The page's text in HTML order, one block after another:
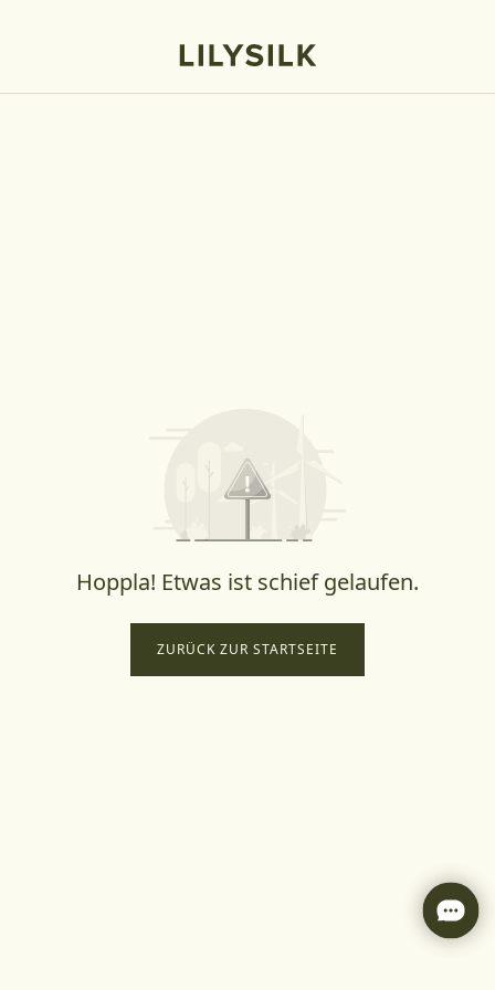
Hoppla! Etwas ist schief gelaufen.
ZURÜCK ZUR STARTSEITE